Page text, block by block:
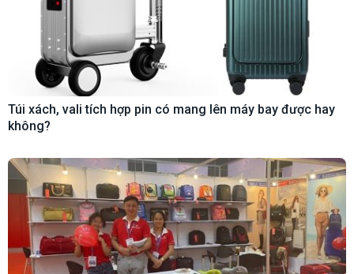
Túi xách, vali tích hợp pin có mang lên máy bay được hay
không?